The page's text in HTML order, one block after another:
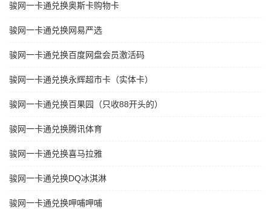
骏网一卡通兑换奥斯卡购物卡
骏网一卡通兑换网易严选
骏网一卡通兑换百度网盘会员激活码
骏网一卡通兑换永辉超市卡（实体卡）
骏网一卡通兑换百果园（只收88开头的）
骏网一卡通兑换腾讯体育
骏网一卡通兑换喜马拉雅
骏网一卡通兑换DQ冰淇淋
骏网一卡通兑换呷哺呷哺